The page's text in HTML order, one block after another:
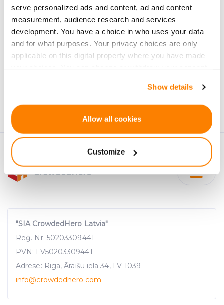
serve personalized ads and content, ad and content
measurement, audience research and services
development. You have a choice in who uses your data
and for what purposes. Your privacy choices are only
applicable on this digital property where you have made
If you allow, we would also like to:
Identify your device by actively scanning it for
specific characteristics (fingerprinting)
We use cookies to provide website functionality, analyse
traffic data, display customized page content and
advertising. See more in our
Show details
Allow all cookies
Customize
Personu dati tiks apstrādāti saskaņā ar CrowdedHero
"SIA CrowdedHero Latvia"
Reģ. Nr. 50203309441
PVN: LV50203309441
Adrese: Rīga, Āraišu iela 34, LV-1039
info@crowdedhero.com